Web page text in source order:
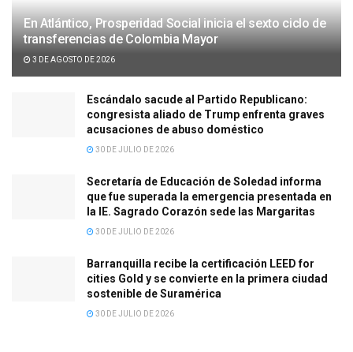
En Atlántico, Prosperidad Social inicia el sexto ciclo de
transferencias de Colombia Mayor
3 DE AGOSTO DE 2026
Escándalo sacude al Partido Republicano:
congresista aliado de Trump enfrenta graves
acusaciones de abuso doméstico
30 DE JULIO DE 2026
Secretaría de Educación de Soledad informa
que fue superada la emergencia presentada en
la IE. Sagrado Corazón sede las Margaritas
30 DE JULIO DE 2026
Barranquilla recibe la certificación LEED for
cities Gold y se convierte en la primera ciudad
sostenible de Suramérica
30 DE JULIO DE 2026